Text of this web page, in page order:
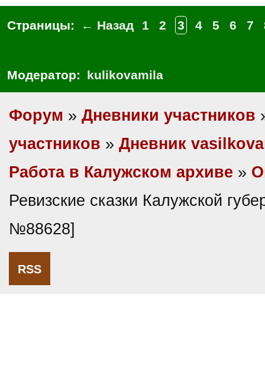
Страницы: ← Назад 1 2 3 4 5 6 7
Модератор: kulikovamila
Форум » Дневники участников
участников » Дневник
Работа в Калужском архиве »
Ревизские сказки Калужской
№88628]
RSS